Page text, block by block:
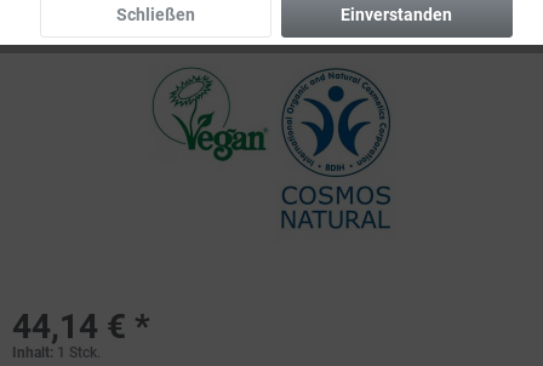
44,14 € *
Inhalt: 1 Stck.
Einverstanden
Schließen